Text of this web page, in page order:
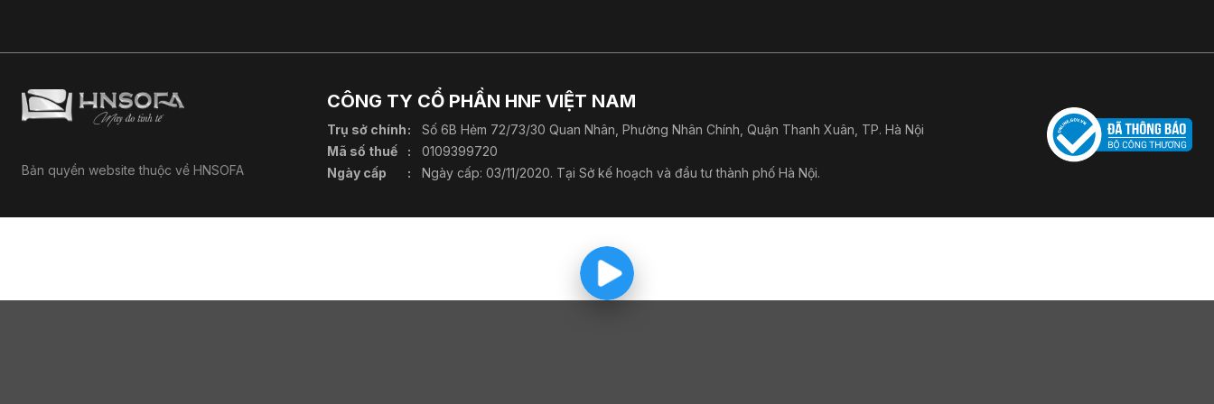
Bản quyền website thuộc về HNSOFA
CÔNG TY CỔ PHẦN HNF VIỆT NAM
Trụ sở chính
Số 6B Hẻm 72/73/30 Quan Nhân, Phường Nhân Chính, Quận Thanh Xuân, TP. Hà Nội
Mã số thuế
0109399720
Ngày cấp
Ngày cấp: 03/11/2020. Tại Sở kế hoạch và đầu tư thành phố Hà Nội.